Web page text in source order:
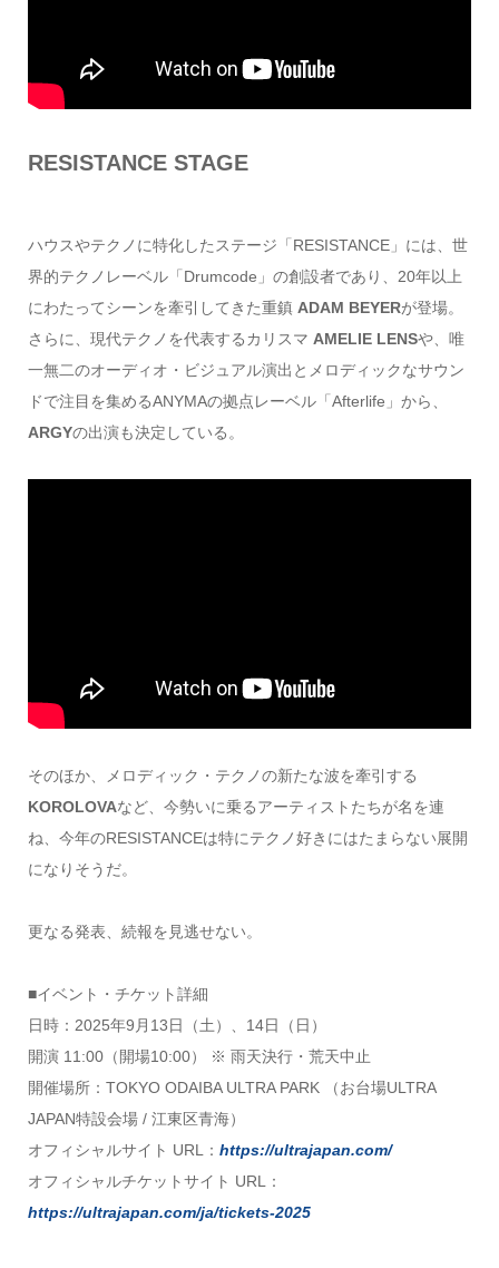
RESISTANCE STAGE
ハウスやテクノに特化したステージ「RESISTANCE」には、世
界的テクノレーベル「Drumcode」の創設者であり、20年以上
にわたってシーンを牽引してきた重鎮 ADAM BEYERが登場。
さらに、現代テクノを代表するカリスマ AMELIE LENSや、唯
一無二のオーディオ・ビジュアル演出とメロディックなサウン
ドで注目を集めるANYMAの拠点レーベル「Afterlife」から、
ARGYの出演も決定している。
そのほか、メロディック・テクノの新たな波を牽引する
KOROLOVAなど、今勢いに乗るアーティストたちが名を連
ね、今年のRESISTANCEは特にテクノ好きにはたまらない展開
になりそうだ。
更なる発表、続報を見逃せない。
■イベント・チケット詳細
日時：2025年9月13日（土）、14日（日）
開演 11:00（開場10:00） ※ 雨天決行・荒天中止
開催場所：TOKYO ODAIBA ULTRA PARK （お台場ULTRA
JAPAN特設会場 / 江東区⻘海）
オフィシャルサイト URL： https://ultrajapan.com/
オフィシャルチケットサイト URL：
https://ultrajapan.com/ja/tickets-2025